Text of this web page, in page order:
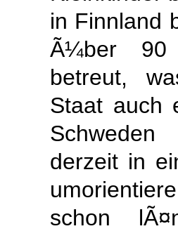
in Finnland
Ã¼ber 90
betreut,
Staat auch
derzeit in
schon